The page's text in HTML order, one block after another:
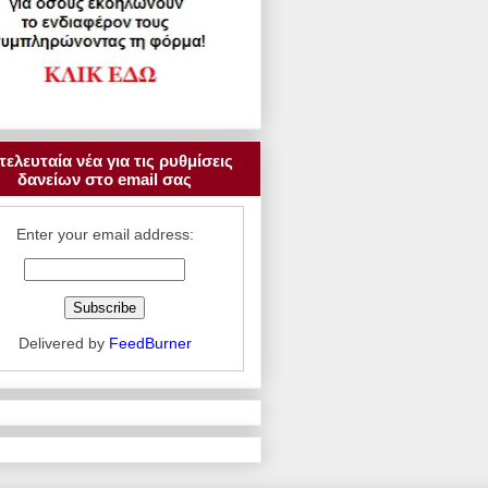
νέα για τις ρυθμίσεις
δανείων στο email σας
Enter your email address:
Delivered by FeedBurner